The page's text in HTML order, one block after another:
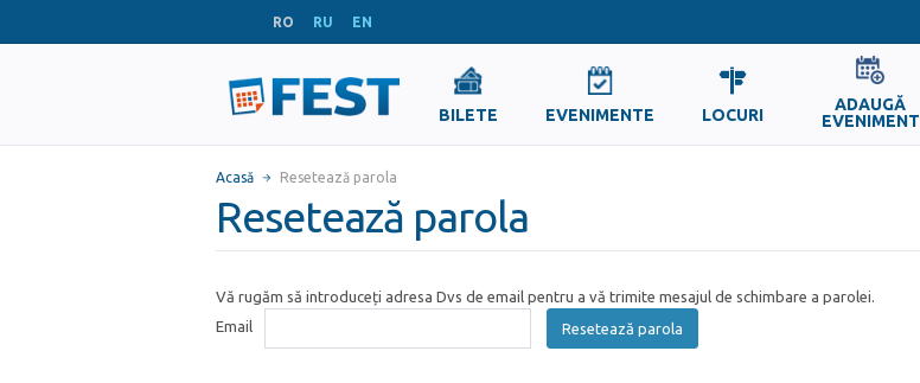
RO RU EN
BILETE EVENIMENTE LOCURI
ADAUGĂ
EVENIMENT
Acasă Resetează parola
Resetează parola
Vă rugăm să introduceți adresa Dvs de email pentru a vă trimite mesajul de schimbare a parolei.
Email
Resetează parola